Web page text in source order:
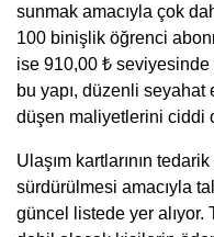
sunmak amacıyla çok
100 binişlik öğrenci
ise 910,00 ₺ seviyesinde
bu yapı, düzenli seyahat
düşen maliyetlerini ciddi
Ulaşım kartlarının
sürdürülmesi amacıyla
güncel listede yer alıyor.